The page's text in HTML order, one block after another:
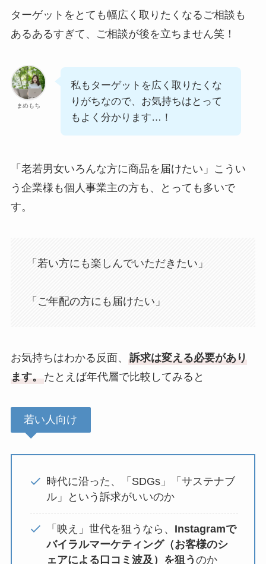
ターゲットをとても幅広く取りたくなるご相談も
あるあるすぎて、ご相談が後を立ちません笑！
まめもち
私もターゲットを広く取りたくな
りがちなので、お気持ちはとって
もよく分かります…！
「老若男女いろんな方に商品を届けたい」こうい
う企業様も個人事業主の方も、とっても多いで
す。
「若い方にも楽しんでいただきたい」
「ご年配の方にも届けたい」
お気持ちはわかる反面、
訴求は変える必要があり
ます。
たとえば年代層で比較してみると
若い人向け
時代に沿った、「SDGs」「サステナブ
ル」という訴求がいいのか
「映え」世代を狙うなら、 Instagramで
バイラルマーケティング（お客様のシ
ェアによる口コミ波及）を狙うのか